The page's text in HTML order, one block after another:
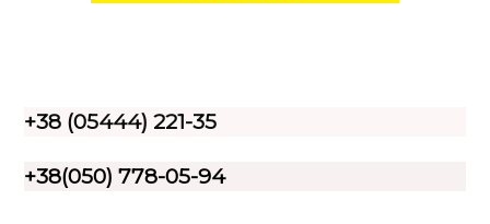
+38 (05444) 221-35
+38(050) 778-05-94